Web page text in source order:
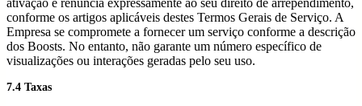
ativação e renuncia expressamente ao seu direito de arrependimento,
conforme os artigos aplicáveis destes Termos Gerais de Serviço. A
Empresa se compromete a fornecer um serviço conforme a descrição
dos Boosts. No entanto, não garante um número específico de
visualizações ou interações geradas pelo seu uso.
7.4 Taxas